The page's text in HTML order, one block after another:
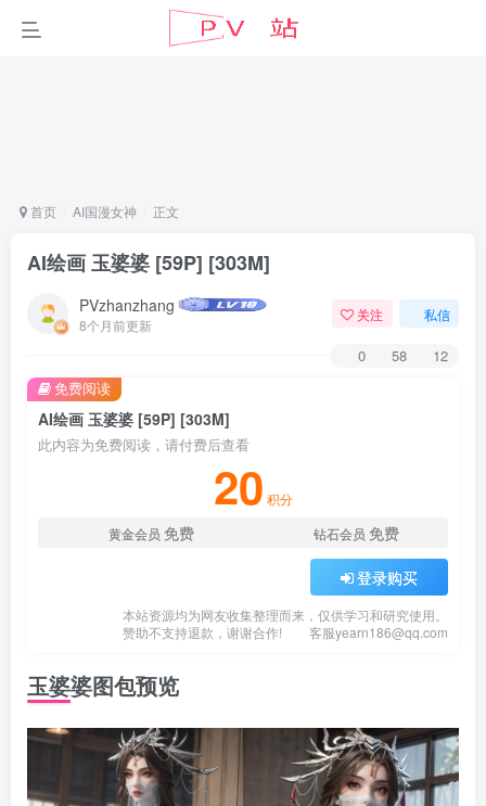
首页 AI国漫女神 正文
AI绘画 玉婆婆 [59P] [303M]
PVzhanzhang
8个月前更新
关注 私信
0 58 12
AI绘画 玉婆婆 [59P] [303M]
此内容为免费阅读，请付费后查看
20 积分
黄金会员 免费 钻石会员 免费
登录购买
本站资源均为网友收集整理而来，仅供学习和研究使用。
赞助不支持退款，谢谢合作!
客服yearn186@qq.com
免费阅读
玉婆婆图包预览